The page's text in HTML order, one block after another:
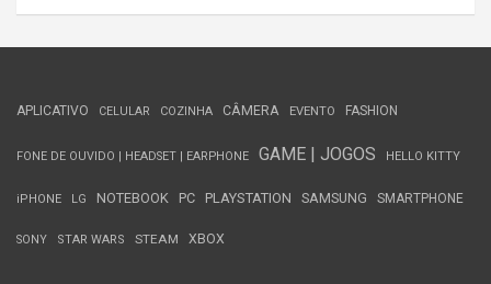
APLICATIVO CELULAR COZINHA CÂMERA EVENTO FASHION
FONE DE OUVIDO | HEADSET | EARPHONE GAME | JOGOS HELLO KITTY
iPHONE LG NOTEBOOK PC PLAYSTATION SAMSUNG SMARTPHONE
SONY STAR WARS STEAM XBOX